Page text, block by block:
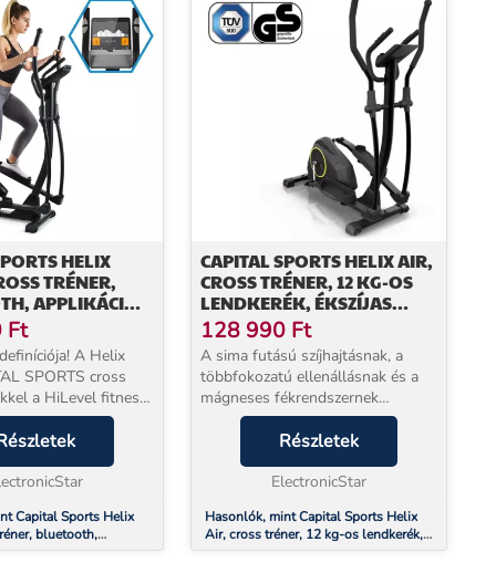
HELIX
TRÉNER,
APPLIKÁCIÓ,
Ft
A Helix
SPORTS cross
a HiLevel fitness
otthon
Ennek
a cross edzőgép
követelmény...
Capital Sports Helix
bluetooth,
kg lendkerék
CAPITAL SPORTS HELIX AIR,
CROSS TRÉNER, 12 KG-OS
LENDKERÉK, ÉKSZÍJAS
MEGHAJTÁS, FEKETE
128 990 Ft
A sima futású szíjhajtásnak, a
többfokozatú ellenállásnak és a
mágneses fékrendszernek
köszönhetően bármikor
könnyedén lendülhet cross
edzőgép Klarfit Epsylon Cycle AS.
A SilentBelt rendszerrel ellát...
Részletek
ElectronicStar
Hasonlók, mint Capital Sports Helix
Air, cross tréner, 12 kg-os lendkerék,
ékszíjas meghajtás, fekete